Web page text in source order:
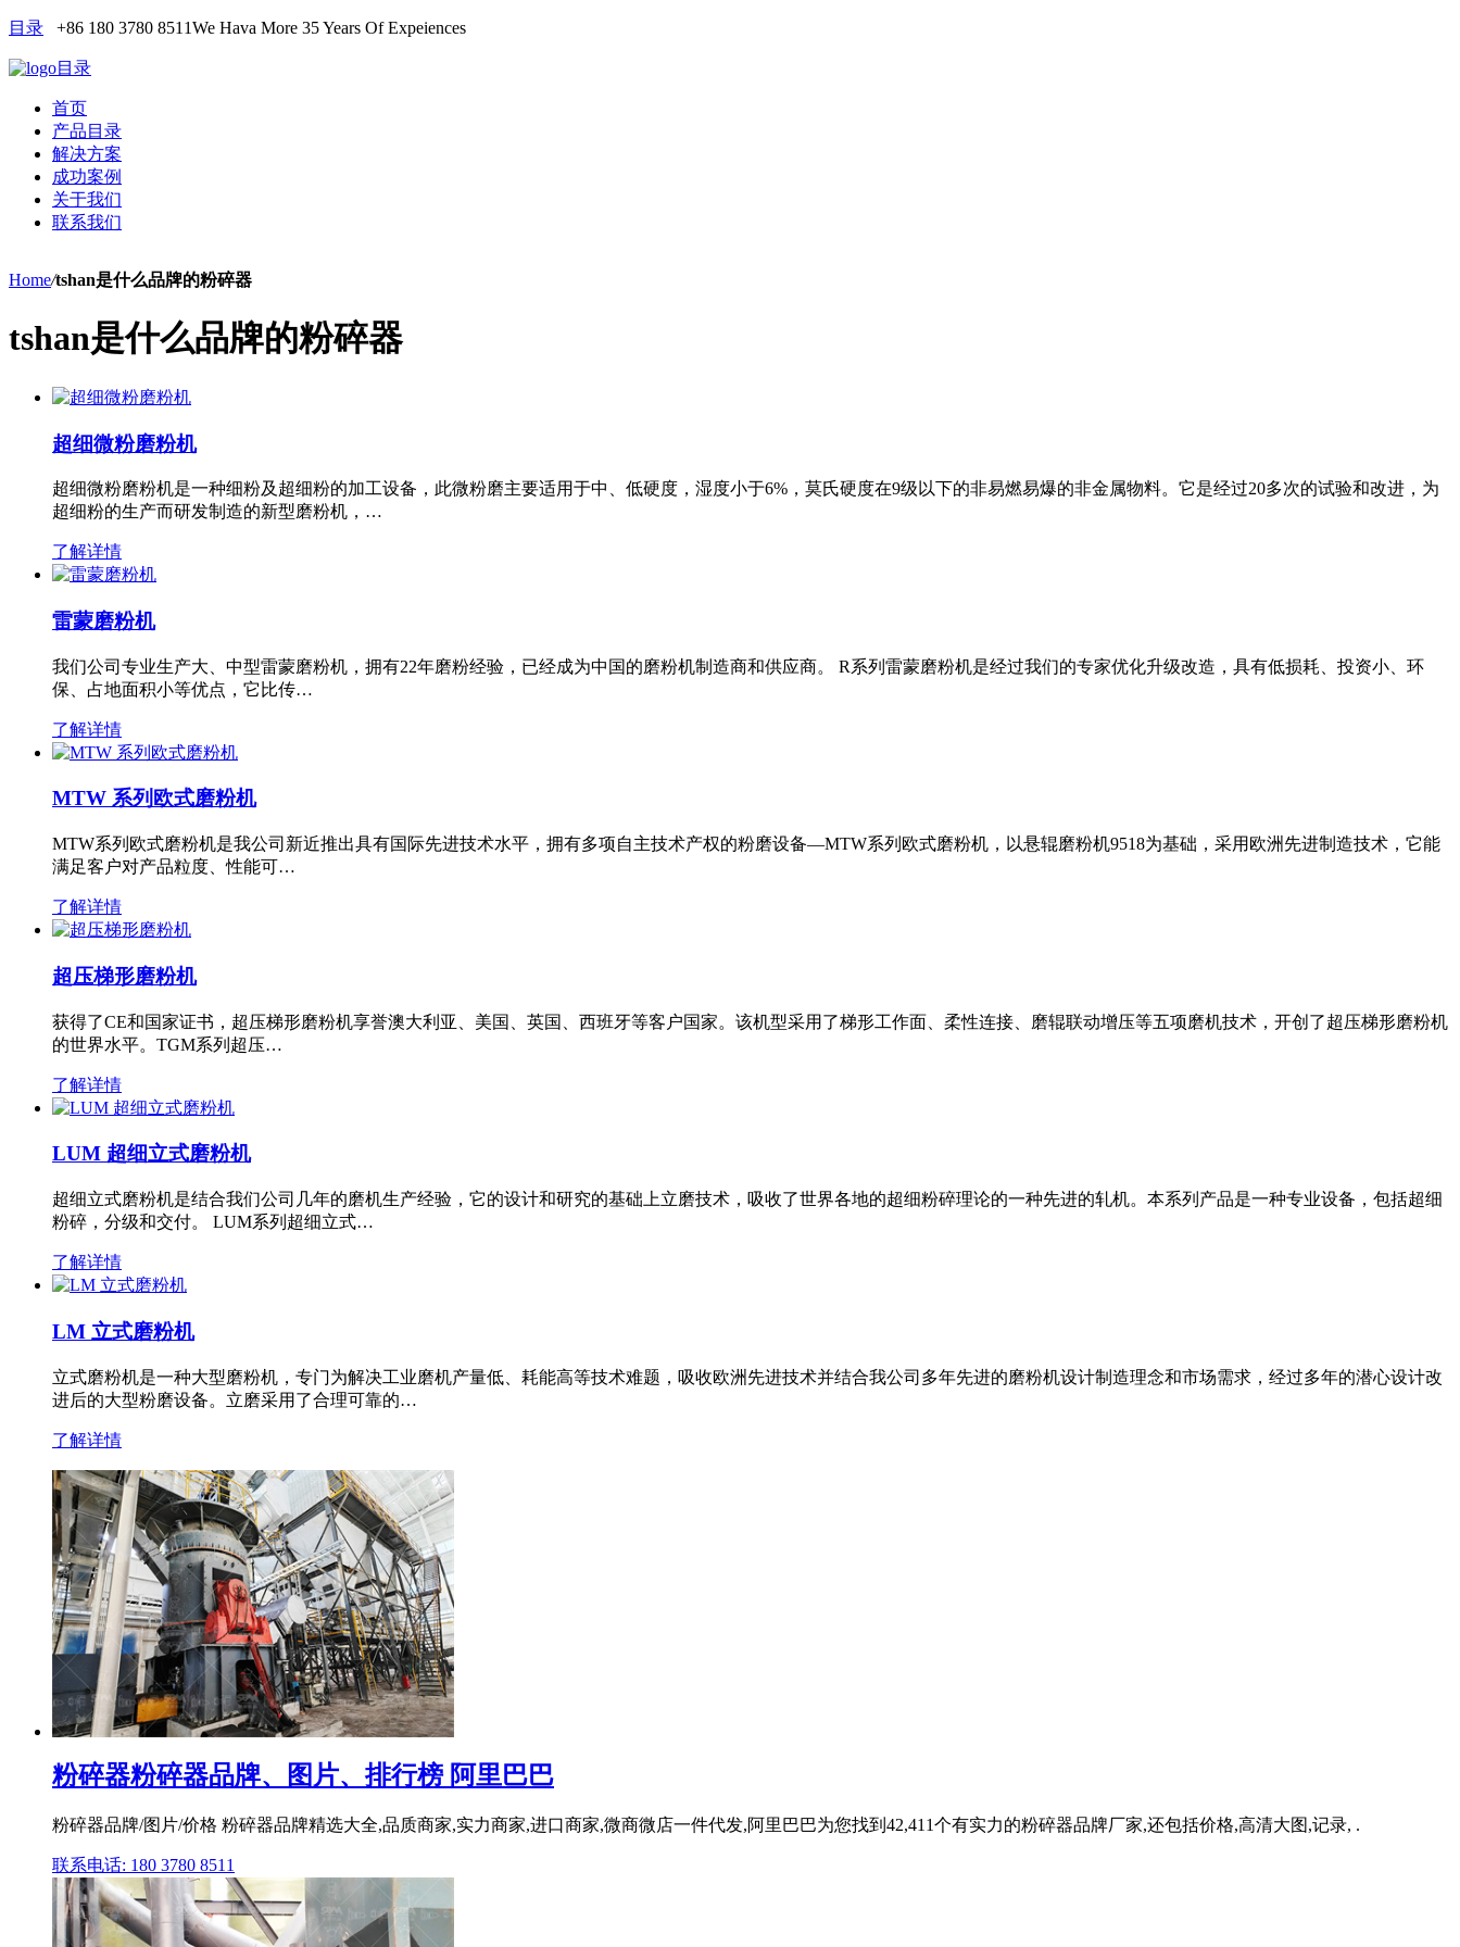
目录 +86 180 3780 8511We Hava More 35 Years Of Expeiences
目录
首页
产品目录
解决方案
成功案例
关于我们
联系我们
Home/tshan是什么品牌的粉碎器
tshan是什么品牌的粉碎器
超细微粉磨粉机
超细微粉磨粉机是一种细粉及超细粉的加工设备，此微粉磨主要适用于中、低硬度，湿度小于6%，莫氏硬度在9级以下的非易燃易爆的非金属物料。它是经过20多次的试验和改进，为
超细粉的生产而研发制造的新型磨粉机，…
了解详情
雷蒙磨粉机
我们公司专业生产大、中型雷蒙磨粉机，拥有22年磨粉经验，已经成为中国的磨粉机制造商和供应商。 R系列雷蒙磨粉机是经过我们的专家优化升级改造，具有低损耗、投资小、环
保、占地面积小等优点，它比传…
了解详情
MTW 系列欧式磨粉机
MTW系列欧式磨粉机是我公司新近推出具有国际先进技术水平，拥有多项自主技术产权的粉磨设备—MTW系列欧式磨粉机，以悬辊磨粉机9518为基础，采用欧洲先进制造技术，它能
满足客户对产品粒度、性能可…
了解详情
超压梯形磨粉机
获得了CE和国家证书，超压梯形磨粉机享誉澳大利亚、美国、英国、西班牙等客户国家。该机型采用了梯形工作面、柔性连接、磨辊联动增压等五项磨机技术，开创了超压梯形磨粉机
的世界水平。TGM系列超压…
了解详情
LUM 超细立式磨粉机
超细立式磨粉机是结合我们公司几年的磨机生产经验，它的设计和研究的基础上立磨技术，吸收了世界各地的超细粉碎理论的一种先进的轧机。本系列产品是一种专业设备，包括超细
粉碎，分级和交付。 LUM系列超细立式…
了解详情
LM 立式磨粉机
立式磨粉机是一种大型磨粉机，专门为解决工业磨机产量低、耗能高等技术难题，吸收欧洲先进技术并结合我公司多年先进的磨粉机设计制造理念和市场需求，经过多年的潜心设计改
进后的大型粉磨设备。立磨采用了合理可靠的…
了解详情
粉碎器粉碎器品牌、图片、排行榜 阿里巴巴
粉碎器品牌/图片/价格 粉碎器品牌精选大全,品质商家,实力商家,进口商家,微商微店一件代发,阿里巴巴为您找到42,411个有实力的粉碎器品牌厂家,还包括价格,高清大图,记录, .
联系电话: 180 3780 8511